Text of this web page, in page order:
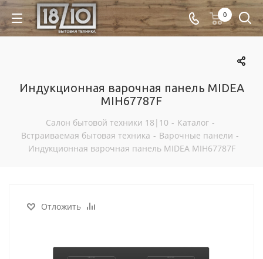
0
Индукционная варочная панель MIDEA
MIH67787F
Салон бытовой техники 18|10 - Каталог -
Встраиваемая бытовая техника - Варочные панели -
Индукционная варочная панель MIDEA MIH67787F
Отложить